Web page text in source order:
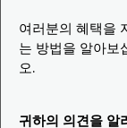
여러분의 혜택을
는 방법을 알아보
오.
귀하의 의견을 알